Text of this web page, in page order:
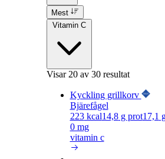
Mest
Vitamin C
Visar 20av 30 resultat
Kyckling grillkorv
Bjärefågel
223kcal14,8g prot17,1
0 mg
vitamin c